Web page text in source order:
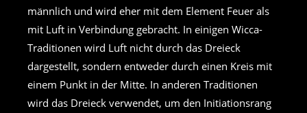
männlich und wird eher mit dem Element Feuer als
mit Luft in Verbindung gebracht. In einigen Wicca-
Traditionen wird Luft nicht durch das Dreieck
dargestellt, sondern entweder durch einen Kreis mit
einem Punkt in der Mitte. In anderen Traditionen
wird das Dreieck verwendet, um den Initiationsrang